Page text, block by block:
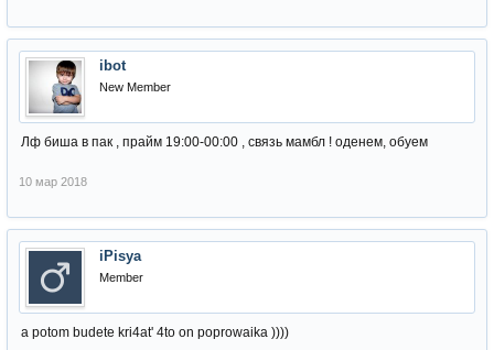
ibot
New Member
Лф биша в пак , прайм 19:00-00:00 , связь мамбл ! оденем, обуем
10 мар 2018
iPisya
Member
a potom budete kri4at' 4to on poprowaika ))))